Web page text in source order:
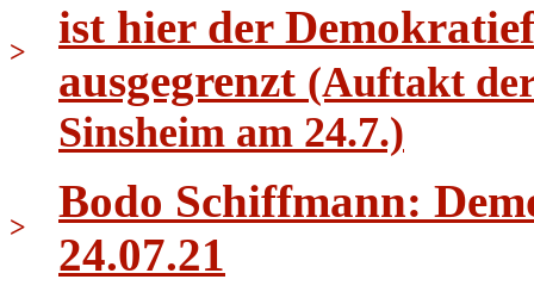
>
ist hier der
ausgegrenzt (Auftakt
Sinsheim am 24.7.)
>
Bodo Schiffmann:
24.07.21